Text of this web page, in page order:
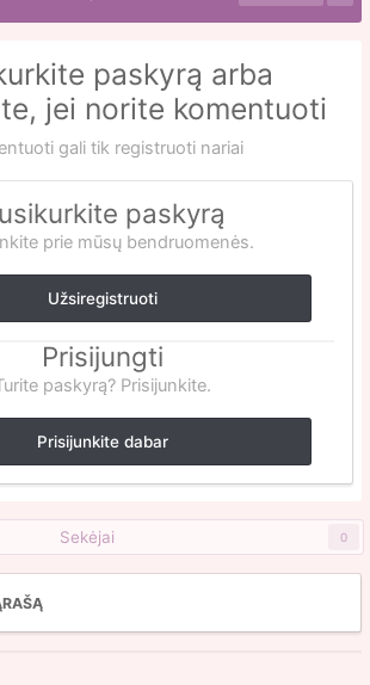
paskyrą arba
jei norite komentuoti
gali tik registruoti nariai
paskyrą
prie mūsų bendruomenės.
Užsiregistruoti
Prisijungti
paskyrą? Prisijunkite.
Prisijunkite dabar
Sekėjai 0